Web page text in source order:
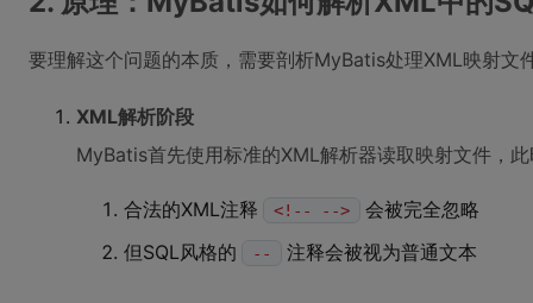
要理解这个问题的本质，需要剖析MyBatis处理XML映射文
XML解析阶段
MyBatis首先使用标准的XML解析器读取映射文件，
合法的XML注释 <!-- -->
会被完全忽略
但SQL风格的
-- 注释会被视为普通文本